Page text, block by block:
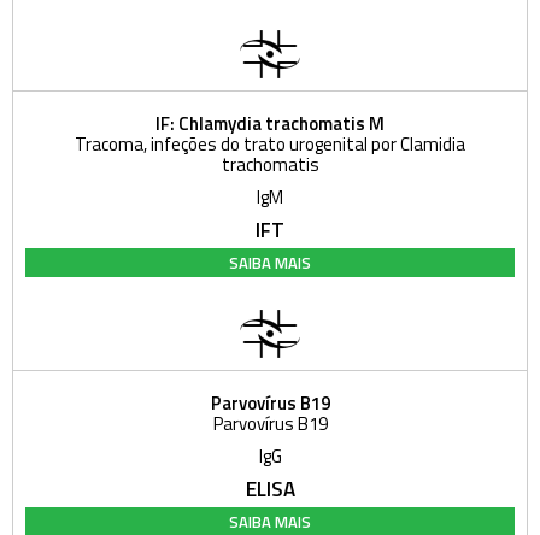
IF: Chlamydia trachomatis M
Tracoma, infeções do trato urogenital por Clamidia
trachomatis
IgM
IFT
SAIBA MAIS
Parvovírus B19
Parvovírus B19
IgG
ELISA
SAIBA MAIS